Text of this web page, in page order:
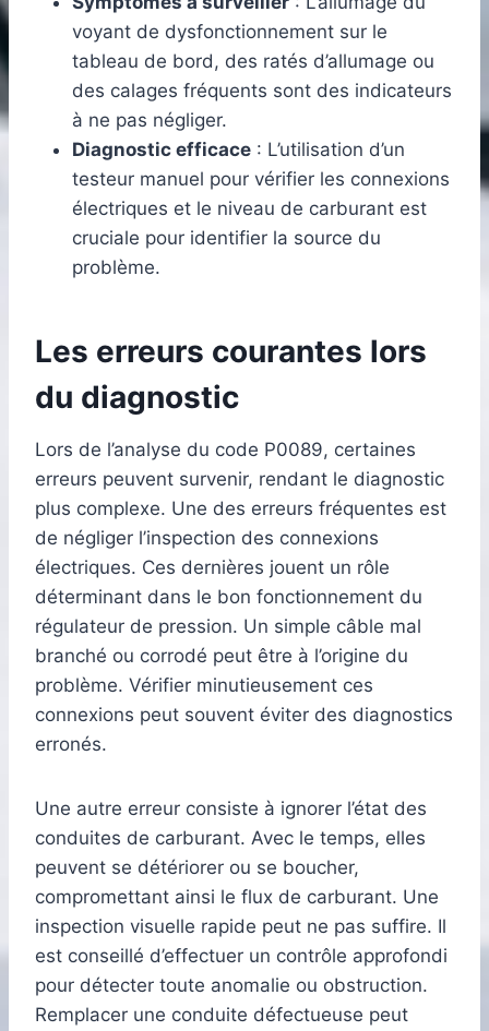
voyant de dysfonctionnement sur le
tableau de bord, des ratés d’allumage ou
des calages fréquents sont des indicateurs
à ne pas négliger.
Diagnostic efficace : L’utilisation d’un
testeur manuel pour vérifier les connexions
électriques et le niveau de carburant est
cruciale pour identifier la source du
problème.
Les erreurs courantes lors
du diagnostic
Lors de l’analyse du code P0089, certaines
erreurs peuvent survenir, rendant le diagnostic
plus complexe. Une des erreurs fréquentes est
de négliger l’inspection des connexions
électriques. Ces dernières jouent un rôle
déterminant dans le bon fonctionnement du
régulateur de pression. Un simple câble mal
branché ou corrodé peut être à l’origine du
problème. Vérifier minutieusement ces
connexions peut souvent éviter des diagnostics
erronés.
Une autre erreur consiste à ignorer l’état des
conduites de carburant. Avec le temps, elles
peuvent se détériorer ou se boucher,
compromettant ainsi le flux de carburant. Une
inspection visuelle rapide peut ne pas suffire. Il
est conseillé d’effectuer un contrôle approfondi
pour détecter toute anomalie ou obstruction.
Remplacer une conduite défectueuse peut